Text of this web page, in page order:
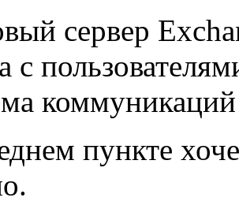
сервер
с
коммуникаций
пункте